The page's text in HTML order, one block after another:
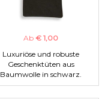
Ab € 1,00
Luxuriöse und robuste
Geschenktüten aus
Baumwolle in schwarz.